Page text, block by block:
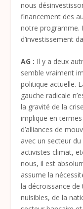
nous
financement des
notre programme.
d’investissement
AG : Il y a deux
semble vraiment
politique actuelle.
gauche radicale
la gravité de la
implique en
d’alliances de
avec un secteur
activistes climat,
nous, il est
assume la
la décroissance
nuisibles, de la